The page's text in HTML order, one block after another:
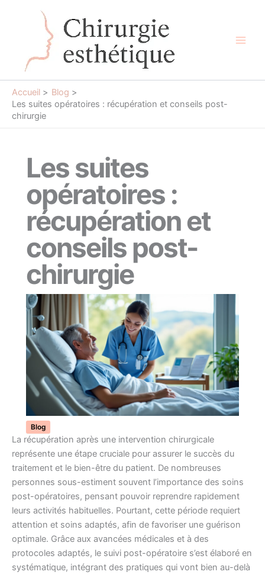
Accueil
Blog
Les suites opératoires : récupération et conseils post-
chirurgie
Les suites
opératoires :
récupération et
conseils post-
chirurgie
Blog
La récupération après une intervention chirurgicale
représente une étape cruciale pour assurer le succès du
traitement et le bien-être du patient. De nombreuses
personnes sous-estiment souvent l’importance des soins
post-opératoires, pensant pouvoir reprendre rapidement
leurs activités habituelles. Pourtant, cette période requiert
attention et soins adaptés, afin de favoriser une guérison
optimale. Grâce aux avancées médicales et à des
protocoles adaptés, le suivi post-opératoire s’est élaboré en
systématique, intégrant des pratiques qui vont bien au-delà